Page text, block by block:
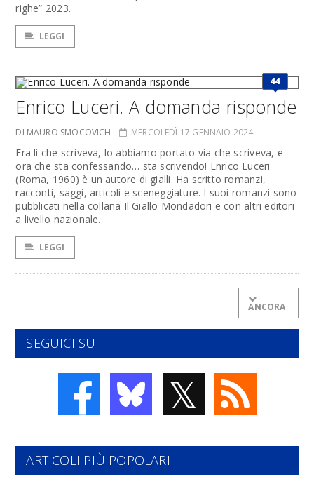
righe” 2023.
LEGGI
44
Enrico Luceri. A domanda risponde
DI MAURO SMOCOVICH MERCOLEDÌ 17 GENNAIO 2024
Era lì che scriveva, lo abbiamo portato via che scriveva, e
ora che sta confessando… sta scrivendo! Enrico Luceri
(Roma, 1960) è un autore di gialli. Ha scritto romanzi,
racconti, saggi, articoli e sceneggiature. I suoi romanzi sono
pubblicati nella collana Il Giallo Mondadori e con altri editori
a livello nazionale.
LEGGI
ANCORA
SEGUICI SU
𝕏
ARTICOLI PIÙ POPOLARI